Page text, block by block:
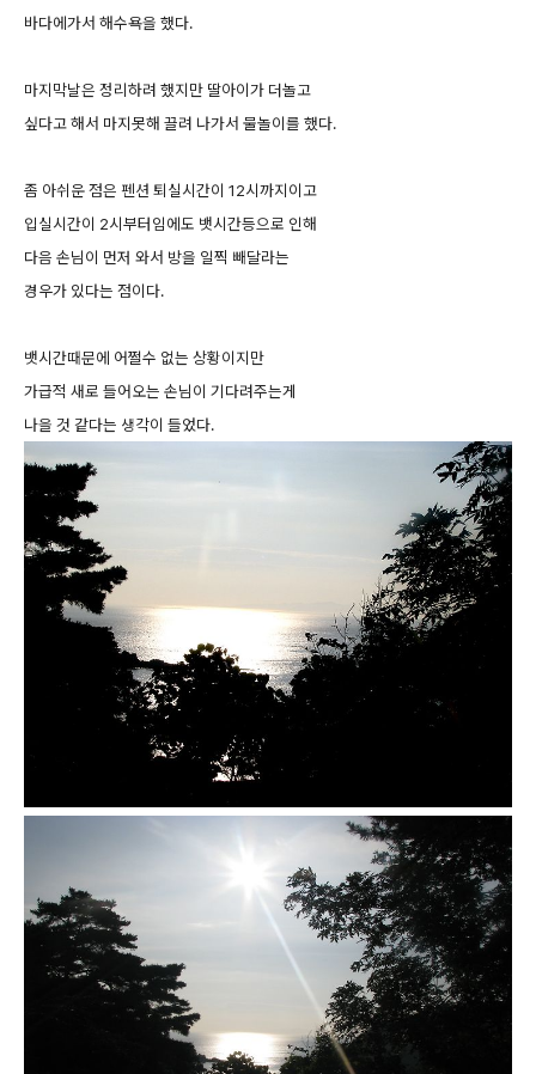
바다에가서 해수욕을 했다.
마지막날은 정리하려 했지만 딸아이가 더놀고
싶다고 해서 마지못해 끌려 나가서 물놀이를 했다.
좀 아쉬운 점은 펜션 퇴실시간이 12시까지이고
입실시간이 2시부터임에도 뱃시간등으로 인해
다음 손님이 먼저 와서 방을 일찍 빼달라는
경우가 있다는 점이다.
뱃시간때문에 어쩔수 없는 상황이지만
가급적 새로 들어오는 손님이 기다려주는게
나을 것 같다는 생각이 들었다.